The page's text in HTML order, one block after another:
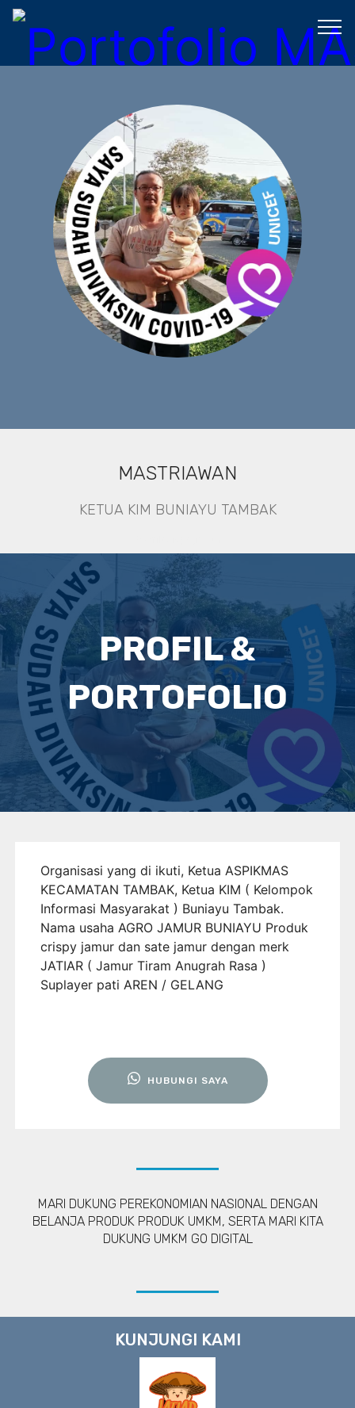
MASTRIAWAN
KETUA KIM BUNIAYU TAMBAK
PROFIL &
PORTOFOLIO
Organisasi yang di ikuti, Ketua ASPIKMAS
KECAMATAN TAMBAK, Ketua KIM ( Kelompok
Informasi Masyarakat ) Buniayu Tambak.
Nama usaha AGRO JAMUR BUNIAYU Produk
crispy jamur dan sate jamur dengan merk
JATIAR ( Jamur Tiram Anugrah Rasa )
Suplayer pati AREN / GELANG
HUBUNGI SAYA
MARI DUKUNG PEREKONOMIAN NASIONAL DENGAN
BELANJA PRODUK PRODUK UMKM, SERTA MARI KITA
DUKUNG UMKM GO DIGITAL
KUNJUNGI KAMI